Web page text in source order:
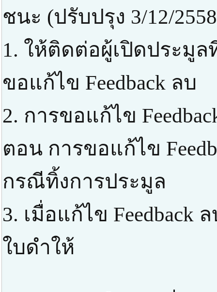
ชนะ (ปรับปรุง 3/12/
1. ให้ติดต่อผู้เปิดประมูล
ขอแก้ไข Feedback ลบ
2. การขอแก้ไข
ตอน การขอแก้ไข
กรณีทิ้งการประมูล
3. เมื่อแก้ไข Feedback
ใบดำให้